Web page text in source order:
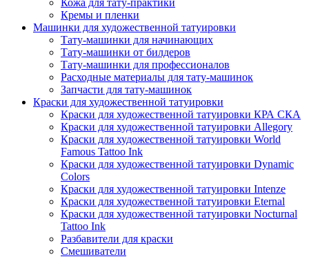
Кремы и пленки
Машинки для художественной татуировки
Тату-машинки для начинающих
Тату-машинки от билдеров
Тату-машинки для профессионалов
Расходные материалы для тату-машинок
Запчасти для тату-машинок
Краски для художественной татуировки
Краски для художественной татуировки КРА СКА
Краски для художественной татуировки Allegory
Краски для художественной татуировки World
Famous Tattoo Ink
Краски для художественной татуировки Dynamic
Colors
Краски для художественной татуировки Intenze
Краски для художественной татуировки Eternal
Краски для художественной татуировки Nocturnal
Tattoo Ink
Разбавители для краски
Смешиватели